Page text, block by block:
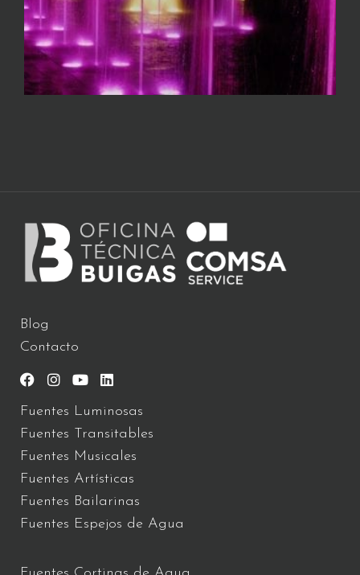
Blog
Contacto
Fuentes Luminosas
Fuentes Transitables
Fuentes Musicales
Fuentes Artísticas
Fuentes Bailarinas
Fuentes Espejos de Agua